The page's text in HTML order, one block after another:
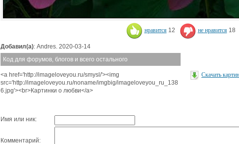
нравится 12 не нравится 18
Добавил(а): Andres. 2020-03-14
Код для форумов, блогов и всего остального
<a href='http://imageloveyou.ru/smysl/'><img
src='http://imageloveyou.ru/noname/imgbig/imageloveyou_ru_138
6.jpg'><br>Картинки о любви</a>
Скачать
Имя или ник:
Комментарий: